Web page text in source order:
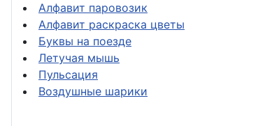
Алфавит паровозик
Алфавит раскраска цветы
Буквы на поезде
Летучая мышь
Пульсация
Воздушные шарики